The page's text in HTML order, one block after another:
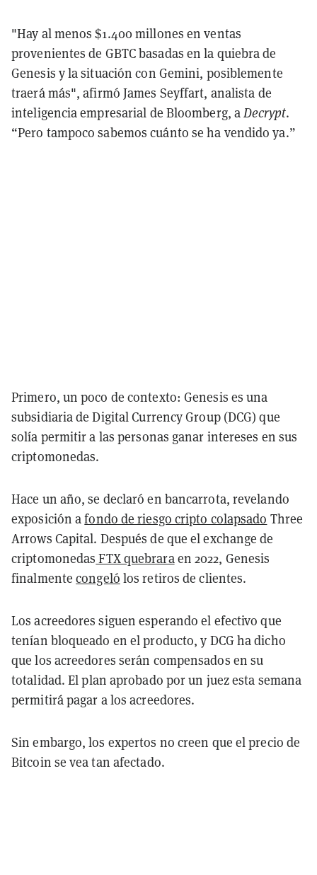
"Hay al menos $1.400 millones en ventas
provenientes de GBTC basadas en la quiebra de
Genesis y la situación con Gemini, posiblemente
traerá más", afirmó James Seyffart, analista de
inteligencia empresarial de Bloomberg, aDecrypt.
“Pero tampoco sabemos cuánto se ha vendido ya.”
Primero, un poco de contexto: Genesis es una
subsidiaria de Digital Currency Group (DCG) que
solía permitir a las personas ganar intereses en sus
criptomonedas.
Hace un año, se declaró en bancarrota, revelando
exposición afondo de riesgo cripto colapsado Three
Arrows Capital. Después de que el exchange de
criptomonedas FTX quebraraen 2022, Genesis
finalmentecongeló los retiros de clientes.
Los acreedores siguen esperando el efectivo que
tenían bloqueado en el producto, y DCG ha dicho
que los acreedores serán compensados en su
totalidad.El plan aprobado por un juez esta semana
permitirá pagar a los acreedores.
Sin embargo, los expertos no creen que el precio de
Bitcoin se vea tan afectado.